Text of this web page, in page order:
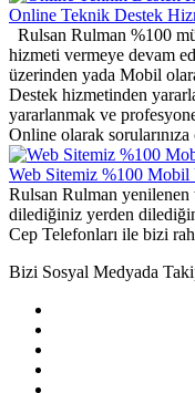
Online Teknik Destek
Rulsan Rulman %100
hizmeti vermeye devam
üzerinden yada Mobil
Destek hizmetinden
yararlanmak ve
Online olarak
Web Sitemiz %100
Rulsan Rulman yenilenen
dilediğiniz yerden
Cep Telefonları ile bizi
Bizi Sosyal Medyada